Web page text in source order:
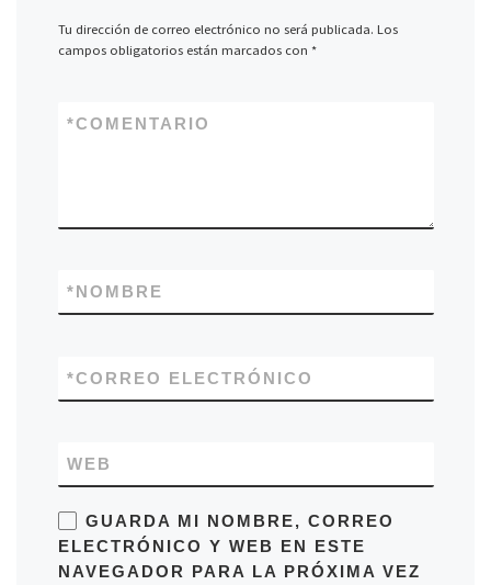
Tu dirección de correo electrónico no será publicada. Los
campos obligatorios están marcados con *
COMENTARIO
*
NOMBRE
*
CORREO ELECTRÓNICO
*
WEB
GUARDA MI NOMBRE, CORREO
ELECTRÓNICO Y WEB EN ESTE
NAVEGADOR PARA LA PRÓXIMA VEZ